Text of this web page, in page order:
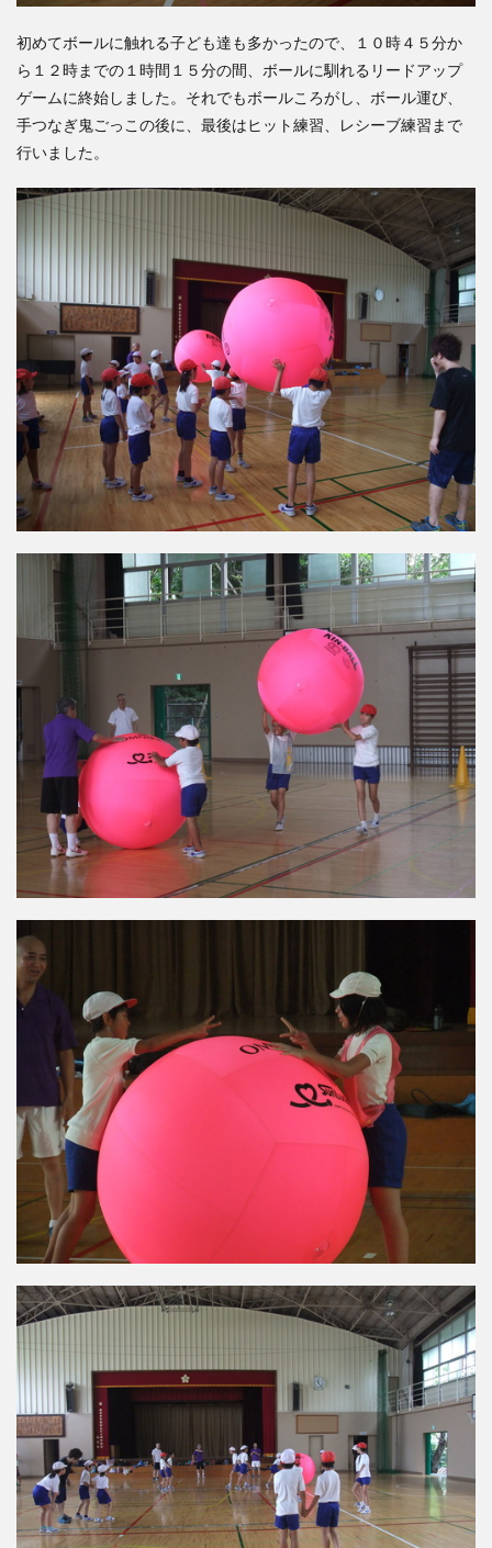
初めてボールに触れる子ども達も多かったので、１０時４５分か
ら１２時までの１時間１５分の間、ボールに馴れるリードアップ
ゲームに終始しました。それでもボールころがし、ボール運び、
手つなぎ鬼ごっこの後に、最後はヒット練習、レシーブ練習まで
行いました。